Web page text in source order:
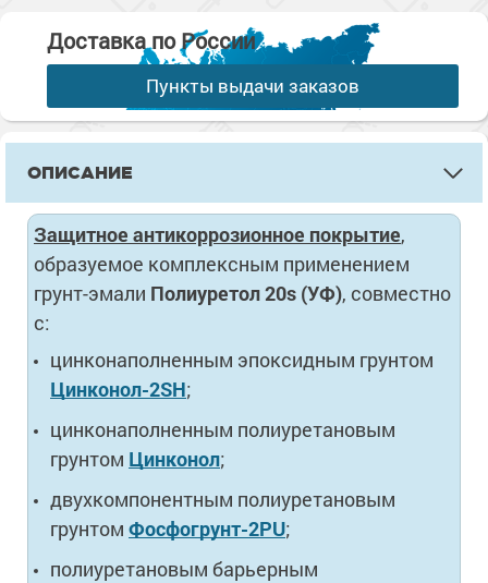
Доставка по России
Пункты выдачи заказов
ОПИСАНИЕ
Защитное антикоррозионное покрытие,
образуемое комплексным применением
грунт-эмали Полиуретол 20s (УФ), совместно
c:
цинконаполненным эпоксидным грунтом
Цинконол-2SH;
цинконаполненным полиуретановым
грунтом Цинконол;
двухкомпонентным полиуретановым
грунтом Фосфогрунт-2PU;
полиуретановым барьерным